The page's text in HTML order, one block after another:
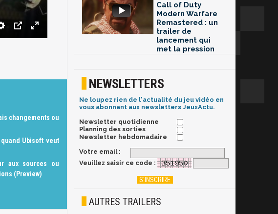
changements ou
Ubisoft veut
aux sources ou
(Preview)
Call of Duty
Modern Warfare
Remastered : un
trailer de
lancement qui
met la pression
NEWSLETTERS
Ne loupez rien de l'actualité du jeu vidéo en
vous abonnant aux newsletters JeuxActu.
Newsletter quotidienne
Planning des sorties
Newsletter hebdomadaire
Votre email :
Veuillez saisir ce code :
AUTRES TRAILERS